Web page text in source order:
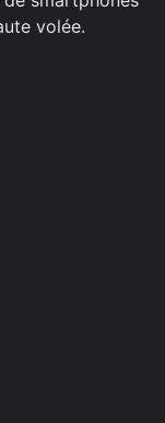
volée.